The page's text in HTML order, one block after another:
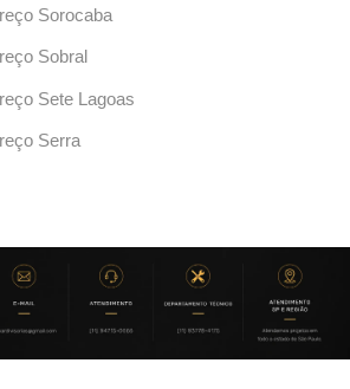
Sorocaba
Sobral
Sete Lagoas
Serra